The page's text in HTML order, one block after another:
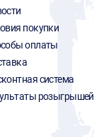
покупки
оплаты
система
розыгрышей